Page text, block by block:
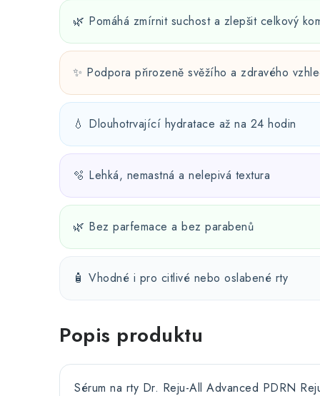
🌿 Pomáhá zmírnit suchost a zlepšit celkový
✨ Podpora přirozeně svěžího a zdravého
💧 Dlouhotrvající hydratace až na 24 hodin
🫧 Lehká, nemastná a nelepivá textura
🌿 Bez parfemace a bez parabenů
🧴 Vhodné i pro citlivé nebo oslabené rty
Popis produktu
Sérum na rty Dr. Reju-All Advanced PDRN